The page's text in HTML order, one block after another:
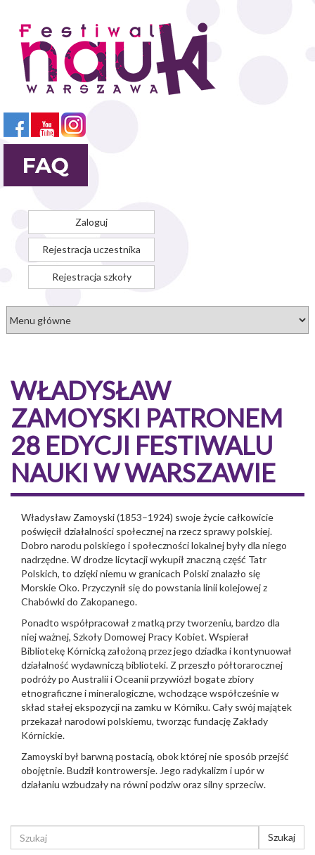
treści
Zaloguj
Rejestracja uczestnika
Rejestracja szkoły
WŁADYSŁAW
ZAMOYSKI PATRONEM
28 EDYCJI FESTIWALU
NAUKI W WARSZAWIE
Władysław Zamoyski (1853–1924) swoje życie całkowicie
poświęcił działalności społecznej na rzecz sprawy polskiej.
Dobro narodu polskiego i społeczności lokalnej były dla niego
nadrzędne. W drodze licytacji wykupił znaczną część Tatr
Polskich, to dzięki niemu w granicach Polski znalazło się
Morskie Oko. Przyczynił się do powstania linii kolejowej z
Chabówki do Zakopanego.
Ponadto współpracował z matką przy tworzeniu, bardzo dla
niej ważnej, Szkoły Domowej Pracy Kobiet. Wspierał
Bibliotekę Kórnicką założoną przez jego dziadka i kontynuował
działalność wydawniczą biblioteki. Z przeszło półtorarocznej
podróży po Australii i Oceanii przywiózł bogate zbiory
etnograficzne i mineralogiczne, wchodzące współcześnie w
skład stałej ekspozycji na zamku w Kórniku. Cały swój majątek
przekazał narodowi polskiemu, tworząc fundację Zakłady
Kórnickie.
Zamoyski był barwną postacią, obok której nie sposób przejść
obojętnie. Budził kontrowersje. Jego radykalizm i upór w
działaniu wzbudzały na równi podziw oraz silny sprzeciw.
FORMULARZ
WYSZUKIWANIA
Szukaj